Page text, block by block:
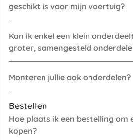
geschikt is voor mijn voertuig?
Kan ik enkel een klein
groter, samengesteld
Monteren jullie ook onderdelen?
Bestellen
Hoe plaats ik een bestelling om
kopen?